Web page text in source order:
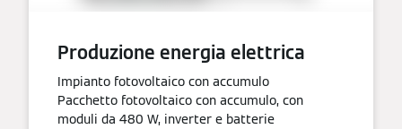
Produzione energia elettrica
Impianto fotovoltaico con accumulo
Pacchetto fotovoltaico con accumulo, con
moduli da 480 W, inverter e batterie